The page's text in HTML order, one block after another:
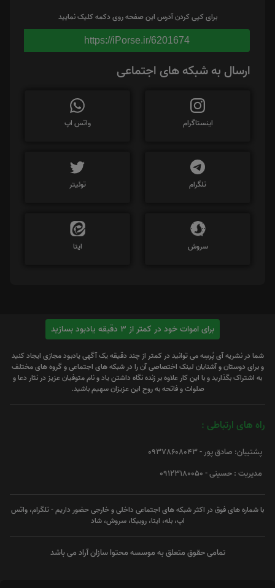
برای کپی کردن آدرس این صفحه روی دکمه کلیک نمایید
https://iPorse.ir/6201674
ارسال به شبکه های اجتماعی
اینستاگرام واتس اپ
تلگرام توئیتر
سروش ایتا
برای اموات خود در کمتر از 3 دقیقه یادبود بسازید
شما در نشریه آی پُرسِه می توانید در کمتر از چند دقیقه یک آگهی یادبود مجازی ایجاد کنید
و برای دوستان و آشنایان لینک اختصاصی آن را در شبکه های اجتماعی و گروه های مختلف
به اشتراک بگذارید و با این کار علاوه بر زنده نگاه داشتن یاد و نام متوفیان عزیز در نثار دعا و
صلوات و فاتحه به روح این عزیزان سهیم باشید.
راه های ارتباطی :
پشتیبان: صادق پور - 09378608043
مدیریت : حسینی - 09123180050
با شماره های فوق در اکثر شبکه های اجتماعی داخلی و خارجی حضور داریم - تلگرام، واتس
اپ، بله، ایتا، روبیکا، سروش، شاد
تمامی حقوق متعلق به موسسه محتوا سازان آراد می باشد